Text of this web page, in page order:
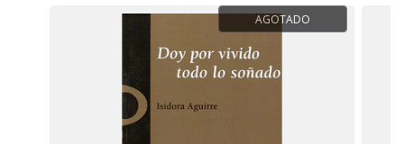
AGOTADO